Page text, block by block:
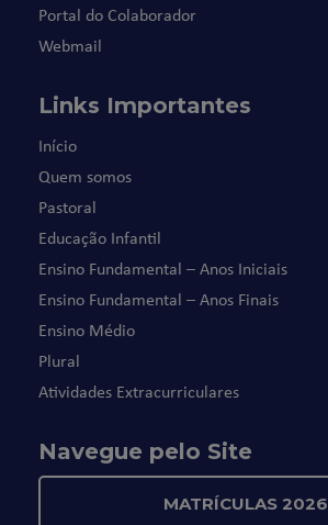
Portal do Colaborador
Webmail
Links Importantes
Início
Quem somos
Pastoral
Educação Infantil
Ensino Fundamental – Anos Iniciais
Ensino Fundamental – Anos Finais
Ensino Médio
Plural
Atividades Extracurriculares
Navegue pelo Site
MATRÍCULAS 2026